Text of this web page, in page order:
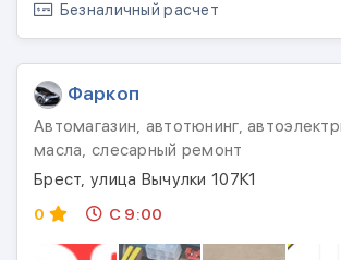
Безналичный расчет
Фаркоп
Автомагазин, автотюнинг,
масла, слесарный ремонт
Брест, улица Вычулки 107К1
0
С 9:00